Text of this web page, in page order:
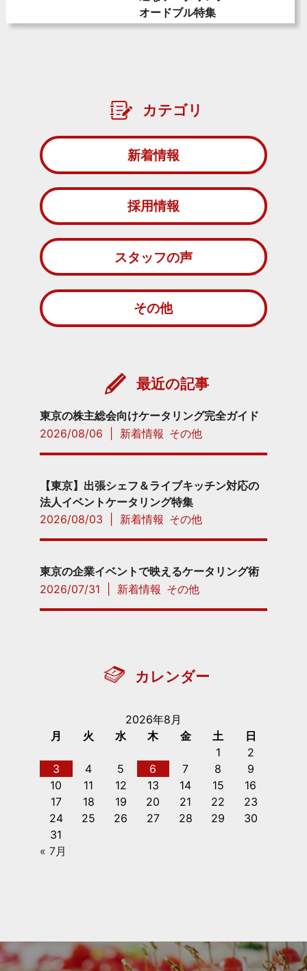
オードブル特集
カテゴリ
新着情報
採用情報
スタッフの声
その他
最近の記事
東京の株主総会向けケータリング完全ガイド
2026/08/06
新着情報 その他
【東京】出張シェフ＆ライブキッチン対応の
法人イベントケータリング特集
2026/08/03
新着情報 その他
東京の企業イベントで映えるケータリング術
2026/07/31
新着情報 その他
カレンダー
2026年8月
月
火 水 木 金 土
日
1
2
3
4 5 6 7 8
9
10
11 12 13 14 15
16
17
18 19 20 21 22
23
24
25 26 27 28 29
30
31
« 7月